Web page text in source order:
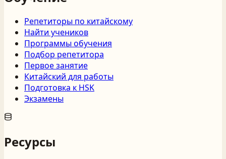
Репетиторы по китайскому
Найти учеников
Программы обучения
Подбор репетитора
Первое занятие
Китайский для работы
Подготовка к HSK
Экзамены
Ресурсы